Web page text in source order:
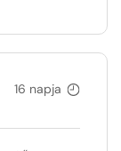
16 napja